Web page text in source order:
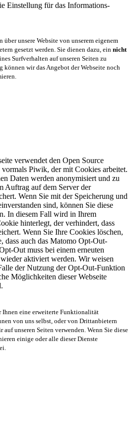
Einstellung für das Informations-
unsere Website von unserem eigenem
gesetzt werden. Sie dienen dazu, ein nicht
Surfverhalten auf unseren Seiten zu
können wir das Angebot der Webseite noch
verwendet den Open Source
Piwik, der mit Cookies arbeitet.
Daten werden anonymisiert und zu
Auftrag auf dem Server der
Wenn Sie mit der Speicherung und
sind, können Sie diese
In diesem Fall wird in Ihrem
hinterlegt, der verhindert, dass
Wenn Sie Ihre Cookies löschen,
dass auch das Matomo Opt-Out-
Out muss bei einem erneuten
aktiviert werden. Wir weisen
der Nutzung der Opt-Out-Funktion
Möglichkeiten dieser Webseite
Ihnen eine erweiterte Funktionalität
von uns selbst, oder von Drittanbietern
auf unseren Seiten verwenden. Wenn Sie diese
einige oder alle dieser Dienste